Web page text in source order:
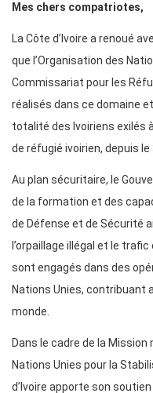
Mes chers compatriotes,
La Côte d’Ivoire a renoué
que l’Organisation des
Commissariat pour les
réalisés dans ce domaine
totalité des Ivoiriens exilés
de réfugié ivoirien, depuis le
Au plan sécuritaire, le
de la formation et des
de Défense et de Sécurité
l’orpaillage illégal et le
sont engagés dans des
Nations Unies, contribuant
monde.
Dans le cadre de la
Nations Unies pour la
d’Ivoire apporte son